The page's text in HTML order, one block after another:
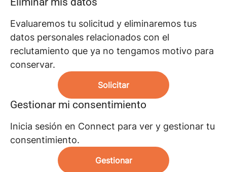
Evaluaremos tu solicitud y eliminaremos tus
datos personales relacionados con el
reclutamiento que ya no tengamos motivo para
conservar.
Solicitar
Gestionar mi consentimiento
Inicia sesión en Connect para ver y gestionar tu
consentimiento.
Gestionar